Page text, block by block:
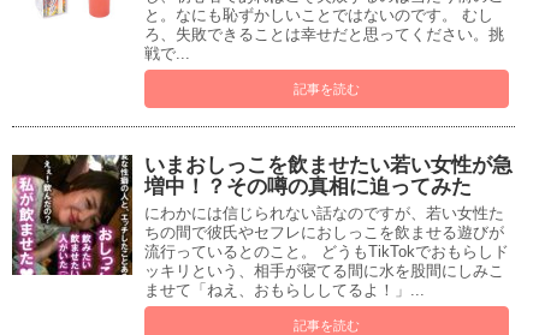
と。なにも恥ずかしいことではないのです。 むし
ろ、失敗できることは幸せだと思ってください。挑
戦で...
記事を読む
いまおしっこを飲ませたい若い女性が急
増中！？その噂の真相に迫ってみた
にわかには信じられない話なのですが、若い女性た
ちの間で彼氏やセフレにおしっこを飲ませる遊びが
流行っているとのこと。 どうもTikTokでおもらしド
ッキリという、相手が寝てる間に水を股間にしみこ
ませて「ねえ、おもらししてるよ！」...
記事を読む